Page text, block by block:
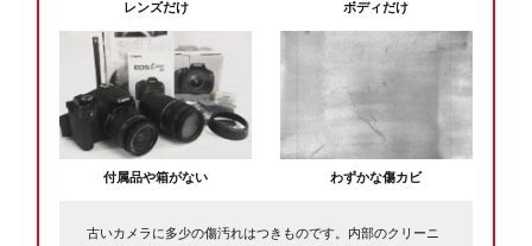
レンズだけ ボディだけ
付属品や箱がない わずかな傷カビ
古いカメラに多少の傷汚れはつきものです。内部のクリーニ